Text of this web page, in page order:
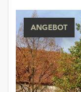
ANGEBOT